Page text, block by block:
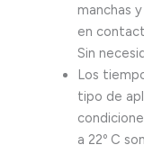
manchas
en
Sin
Los
tipo de
a 22º C